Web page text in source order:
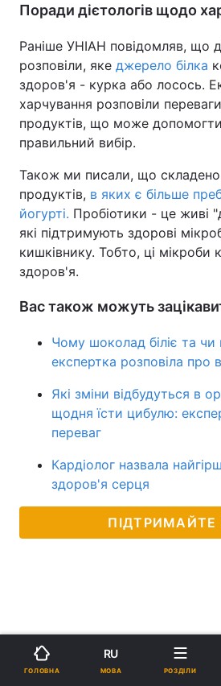
Поради дієтологів щодо
Раніше УНІАН повідомляв, що
розповіли, яке джерело білка
здоров'я - курка або лосось.
харчування розповіли
продуктів, що може
правильний вибір.
Також ми писали, що
продуктів, в яких є більше
йогурті. Пробіотики - це живі
які підтримують здорові
кишківнику. Тобто, ці мікроби
здоров'я.
Вас також можуть
Чому шоколад біліє та
експертка розповіла про
Які зміни відбудуться в
щодня їсти цибулю:
переваг
Кардіолог назвала
здоров'я серця
ПІДТРИМАЙТЕ
ГОЛОВНА
RU
МОВА РОЗДІЛИ